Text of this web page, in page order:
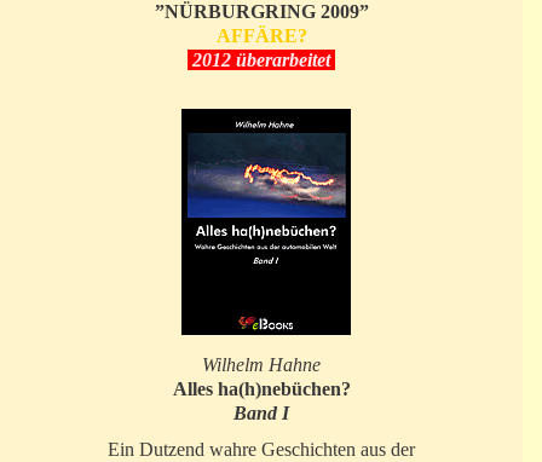
”NÜRBURGRING 2009”
AFFÄRE?
2012 überarbeitet
Wilhelm Hahne
Alles ha(h)nebüchen?
Band I
Ein Dutzend wahre Geschichten aus der